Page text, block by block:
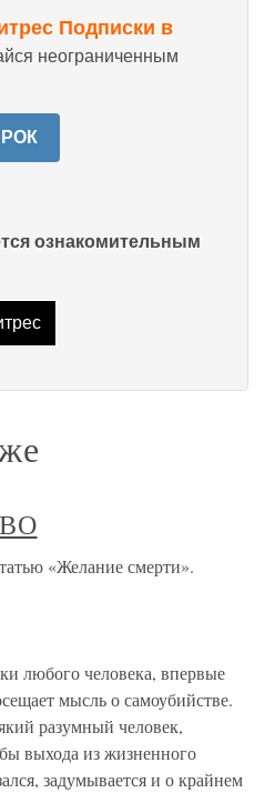
Подписки в
неограниченным
ознакомительным
«Желание смерти».
любого человека, впервые
мысль о самоубийстве.
разумный человек,
выхода из жизненного
задумывается и о крайнем